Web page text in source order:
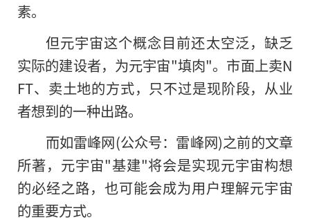
素。
但元宇宙这个概念目前还太空泛，缺乏
实际的建设者，为元宇宙"填肉"。市面上卖N
FT、卖土地的方式，只不过是现阶段，从业
者想到的一种出路。
而如雷峰网(公众号：雷峰网)之前的文章
所著，元宇宙"基建"将会是实现元宇宙构想
的必经之路，也可能会成为用户理解元宇宙
的重要方式。